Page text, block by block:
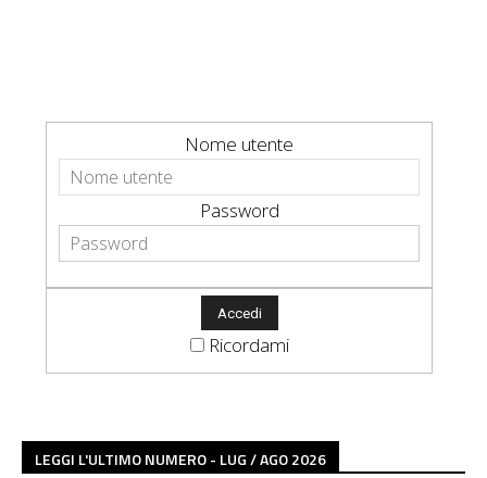
Nome utente
Password
Ricordami
LEGGI L'ULTIMO NUMERO - LUG / AGO 2026